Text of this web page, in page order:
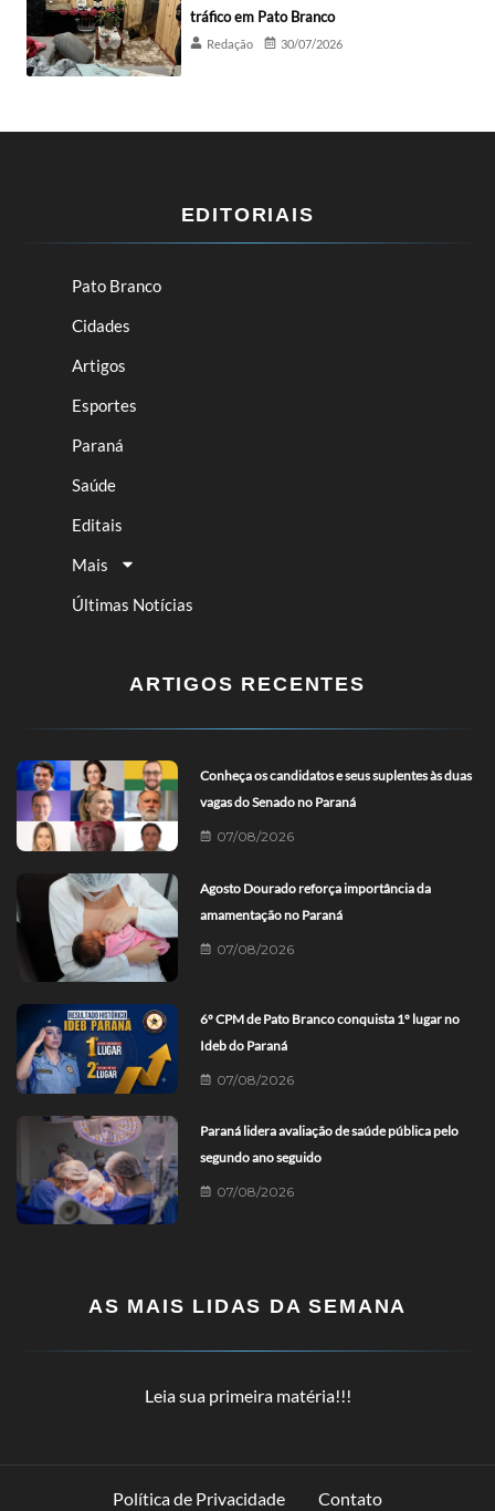
tráfico em Pato Branco
Redação 30/07/2026
EDITORIAIS
Pato Branco
Cidades
Artigos
Esportes
Paraná
Saúde
Editais
Mais
Últimas Notícias
ARTIGOS RECENTES
Conheça os candidatos e seus suplentes às duas
vagas do Senado no Paraná
07/08/2026
Agosto Dourado reforça importância da
amamentação no Paraná
07/08/2026
6º CPM de Pato Branco conquista 1º lugar no
Ideb do Paraná
07/08/2026
Paraná lidera avaliação de saúde pública pelo
segundo ano seguido
07/08/2026
AS MAIS LIDAS DA SEMANA
Leia sua primeira matéria!!!
Política de Privacidade Contato